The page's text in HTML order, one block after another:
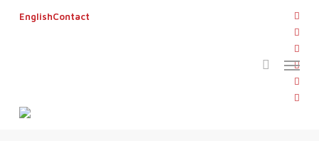
flickr
EnglishContact
search
Menu